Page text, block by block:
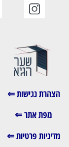
הצהרת נגישות ⇐
מפת אתר ⇐
מדיניות פרטיות ⇐